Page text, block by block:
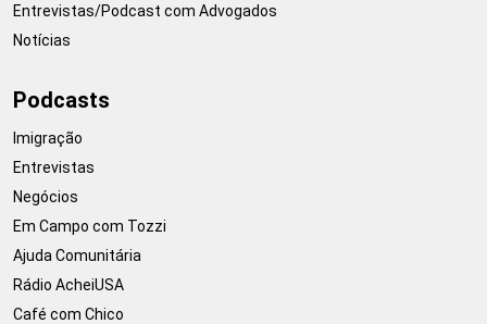
Entrevistas/Podcast com Advogados
Notícias
Podcasts
Imigração
Entrevistas
Negócios
Em Campo com Tozzi
Ajuda Comunitária
Rádio AcheiUSA
Café com Chico